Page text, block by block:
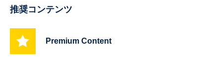
推奨コンテンツ
Premium Content